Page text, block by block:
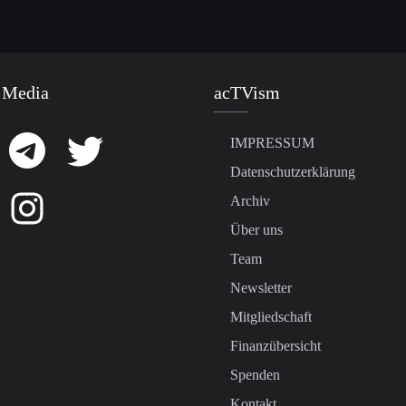
acTVism
IMPRESSUM
Datenschutzerklärung
Archiv
Über uns
Team
Newsletter
Mitgliedschaft
Finanzübersicht
Spenden